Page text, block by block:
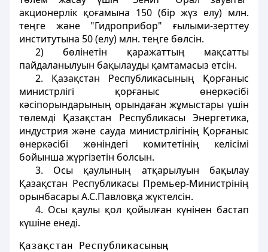
акционерлік қоғамына 150 (бір жүз елу) млн.
теңге және "Гидроприбор" ғылыми-зерттеу
институтына 50 (елу) млн. теңге бөлсін.
2) бөлінетін қаражаттың мақсатты
пайдаланылуын бақылауды қамтамасыз етсін.
2. Қазақстан Республикасының Қорғаныс
министрлігі қорғаныс өнеркәсібі
кәсіпорындарының орындаған жұмыстары үшін
төлемді Қазақстан Республикасы Энергетика,
индустрия және сауда министрлігінің Қорғаныс
өнеркәсібі жөніндегі комитетінің келісімі
бойынша жүргізетін болсын.
3. Осы қаулының атқарылуын бақылау
Қазақстан Республикасы Премьер-Министрінің
орынбасары А.С.Павловқа жүктелсін.
4. Осы қаулы қол қойылған күнінен бастап
күшіне енеді.
Қазақстан Республикасының